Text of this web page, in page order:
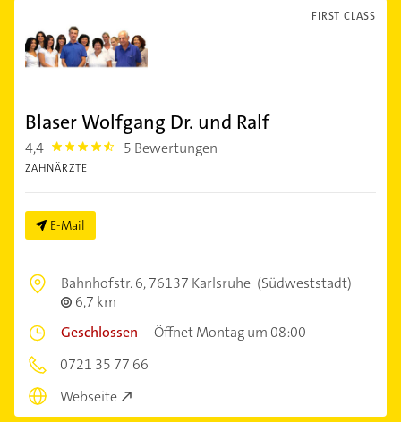
FIRST CLASS
Blaser Wolfgang Dr. und Ralf
4,4 4.4 5 Bewertungen
ZAHNÄRZTE
E-Mail
Bahnhofstr. 6,76137 Karlsruhe (Südweststadt)
6,7 km
Geschlossen –Öffnet Montag um 08:00
0721 35 77 66
Webseite